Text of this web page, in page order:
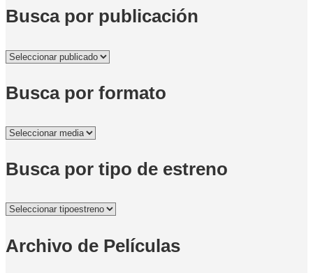
Busca por publicación
Busca por formato
Busca por tipo de estreno
Archivo de Películas